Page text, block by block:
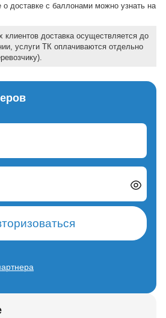
доставке с баллонами можно узнать на
клиентов доставка осуществляется до
услуги ТК оплачиваются отдельно